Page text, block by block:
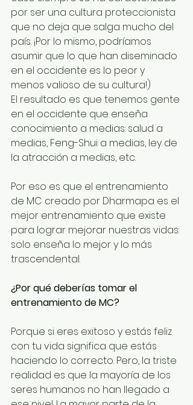
por ser una cultura proteccionista
que no deja que salga mucho del
país. ¡Por lo mismo, podríamos
asumir que lo que han diseminado
en el occidente es lo peor y
menos valioso de su cultura!)
El resultado es que tenemos gente
en el occidente que enseña
conocimiento a medias: salud a
medias, Feng-Shui a medias, ley de
la atracción a medias, etc.
Por eso es que el entrenamiento
de MC creado por Dharmapa es el
mejor entrenamiento que existe
para lograr mejorar nuestras vidas:
solo enseña lo mejor y lo más
trascendental.
¿Por qué deberías tomar el
entrenamiento de MC?
Porque si eres exitoso y estás feliz
con tu vida significa que estás
haciendo lo correcto. Pero, la triste
realidad es que la mayoría de los
seres humanos no han llegado a